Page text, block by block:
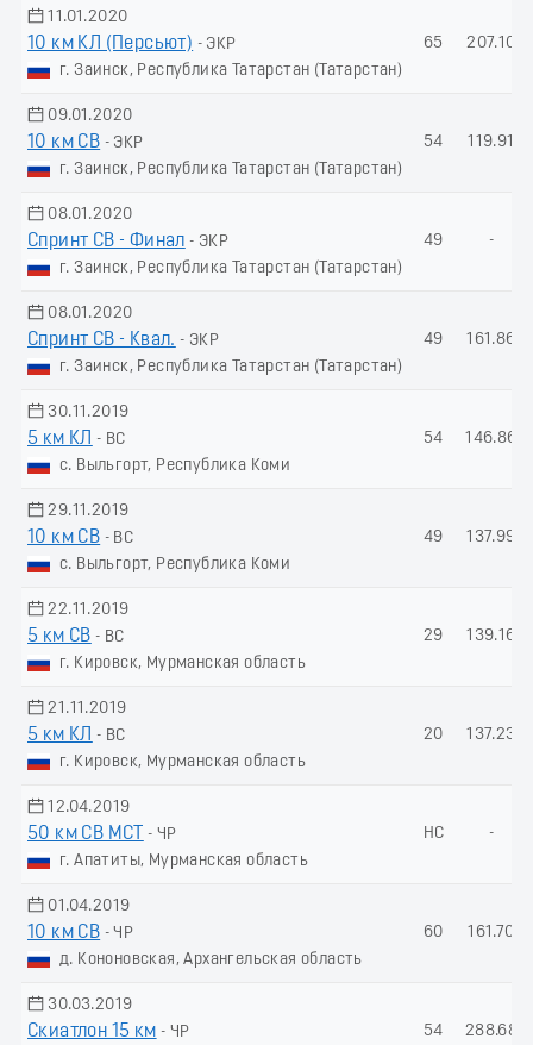
11.01.2020
10 км КЛ (Пеpсьют) - ЭКР
г. Заинск, Республика Татарстан (Татарстан)
65 207.10
09.01.2020
10 км СВ - ЭКР
г. Заинск, Республика Татарстан (Татарстан)
54 119.91
08.01.2020
Спринт СВ - Финал - ЭКР
г. Заинск, Республика Татарстан (Татарстан)
49 -
08.01.2020
Спринт СВ - Квал. - ЭКР
г. Заинск, Республика Татарстан (Татарстан)
49 161.86
30.11.2019
5 км КЛ
- ВС
с. Выльгорт, Республика Коми
54 146.86
29.11.2019
10 км СВ - ВС
с. Выльгорт, Республика Коми
49 137.99
22.11.2019
5 км СВ - ВС
г. Кировск, Мурманская область
29 139.16
21.11.2019
5 км КЛ
- ВС
г. Кировск, Мурманская область
20 137.23
12.04.2019
50 км СВ МСТ
- ЧР
г. Апатиты, Мурманская область
НС -
01.04.2019
10 км СВ - ЧР
д. Кононовская, Архангельская область
60 161.70
30.03.2019
Скиатлон 15 км - ЧР
54 288.68